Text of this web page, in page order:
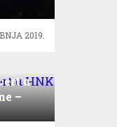
2019.
u
–